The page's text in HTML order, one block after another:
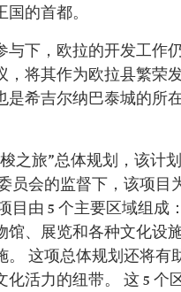
的首都。
下，欧拉的开发工作
，将其作为欧拉县繁荣
是希吉尔纳巴泰城的所
之旅”总体规划，该计
员会的监督下，该项目
目由 5 个主要区域组
馆、展览和各种文化设
这项总体规划还将有
活力的纽带。 这 5 个